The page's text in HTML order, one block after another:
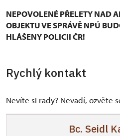
NEPOVOLENÉ PŘELETY NAD
OBJEKTU VE SPRÁVĚ NPÚ
HLÁŠENY POLICII ČR!
Rychlý kontakt
Nevíte si rady? Nevadí, ozvěte
Bc. Seidl